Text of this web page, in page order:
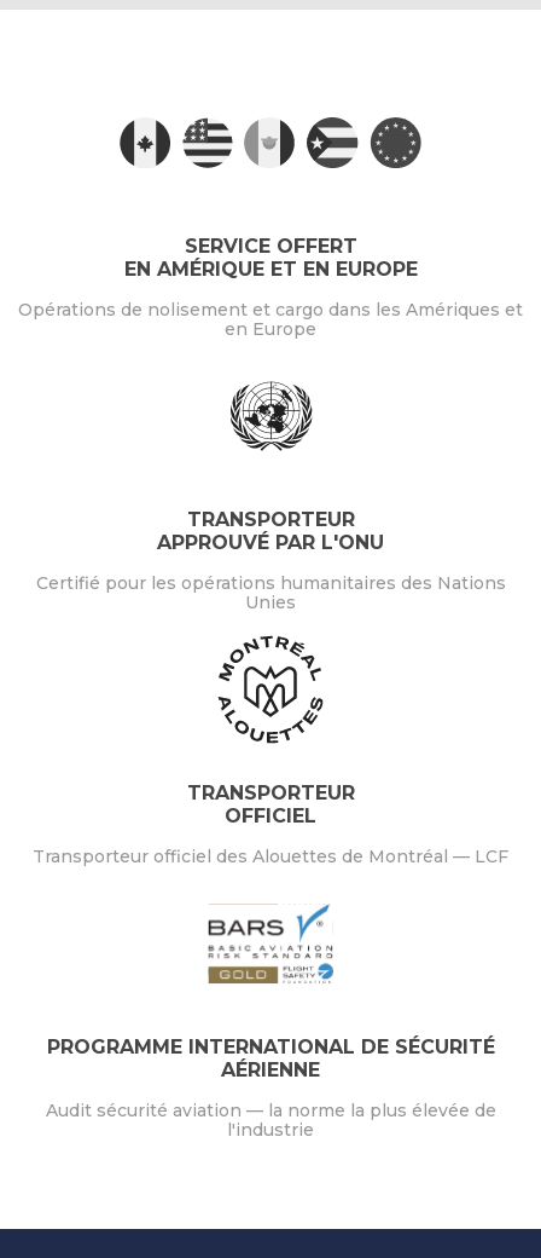
SERVICE OFFERT
EN AMÉRIQUE ET EN EUROPE
Opérations de nolisement et cargo dans les Amériques et
en Europe
TRANSPORTEUR
APPROUVÉ PAR L'ONU
Certifié pour les opérations humanitaires des Nations
Unies
TRANSPORTEUR
OFFICIEL
Transporteur officiel des Alouettes de Montréal — LCF
PROGRAMME INTERNATIONAL DE SÉCURITÉ
AÉRIENNE
Audit sécurité aviation — la norme la plus élevée de
l'industrie